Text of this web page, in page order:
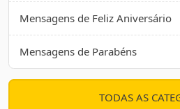
Mensagens de Feliz Aniversário
Mensagens de Parabéns
TODAS AS